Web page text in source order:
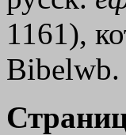
1161),
Bibelwb.